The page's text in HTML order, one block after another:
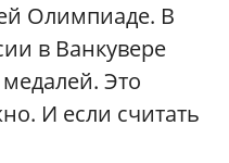
Олимпиаде. В
в Ванкувере
Это
И если считать